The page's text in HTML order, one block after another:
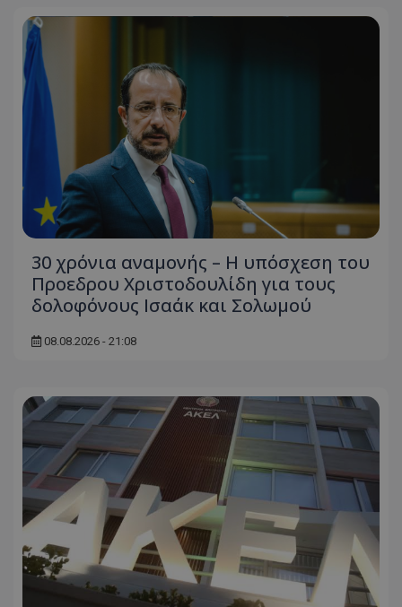
30 χρόνια αναμονής – Η υπόσχεση του
Προεδρου Χριστοδουλίδη για τους
δολοφόνους Ισαάκ και Σολωμού
08.08.2026 - 21:08